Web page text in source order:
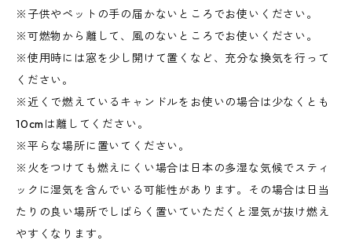
※子供やペットの手の届かないところでお使いください。
※可燃物から離して、風のないところでお使いください。
※使用時には窓を少し開けて置くなど、充分な換気を行って
ください。
※近くで燃えているキャンドルをお使いの場合は少なくとも
10cmは離してください。
※平らな場所に置いてください。
※火をつけても燃えにくい場合は日本の多湿な気候でスティ
ックに湿気を含んでいる可能性があります。その場合は日当
たりの良い場所でしばらく置いていただくと湿気が抜け燃え
やすくなります。